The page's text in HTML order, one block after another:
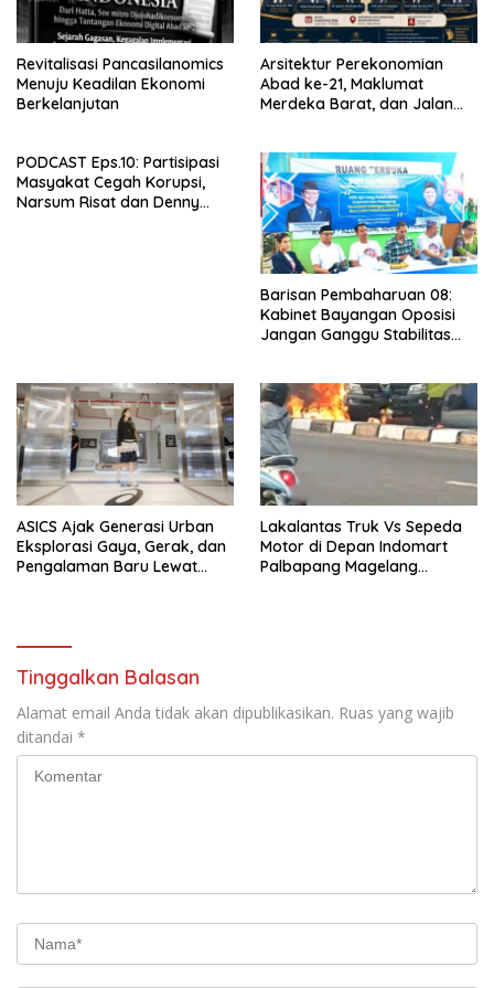
Revitalisasi Pancasilanomics
Menuju Keadilan Ekonomi
Berkelanjutan
Arsitektur Perekonomian
Abad ke-21, Maklumat
Merdeka Barat, dan Jalan
PODCAST Eps.10: Partisipasi
Masyakat Cegah Korupsi,
Narsum Risat dan Denny
Barisan Pembaharuan 08:
Kabinet Bayangan Oposisi
Jangan Ganggu Stabilitas
ASICS Ajak Generasi Urban
Eksplorasi Gaya, Gerak, dan
Pengalaman Baru Lewat
Lakalantas Truk Vs Sepeda
Motor di Depan Indomart
Palbapang Magelang
Tinggalkan Balasan
Alamat email Anda tidak akan dipublikasikan. Ruas yang wajib
ditandai *